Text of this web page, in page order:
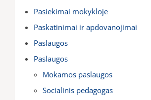
Pasiekimai mokykloje
Paskatinimai ir apdovanojimai
Paslaugos
Paslaugos
Mokamos paslaugos
Socialinis pedagogas